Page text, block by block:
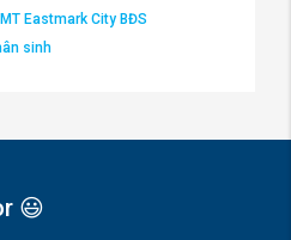
Eastmark City BĐS
sinh
😃